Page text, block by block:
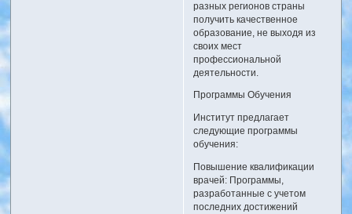
разных регионов страны
получить качественное
образование, не выходя из
своих мест
профессиональной
деятельности.
Программы Обучения
Институт предлагает
следующие программы
обучения:
Повышение квалификации
врачей: Программы,
разработанные с учетом
последних достижений